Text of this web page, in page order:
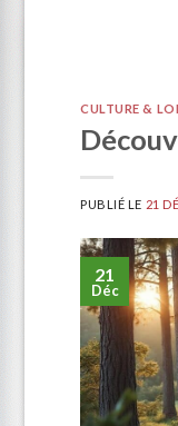
CULTURE &
PUBLIÉ LE 21
21
Déc